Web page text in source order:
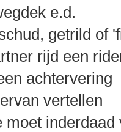
e.d.
getrild of
rijd een
achtervering
vertellen
moet